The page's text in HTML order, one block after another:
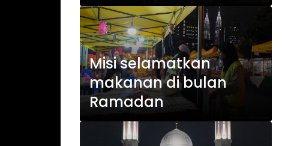
Misi selamatkan
makanan di bulan
Ramadan